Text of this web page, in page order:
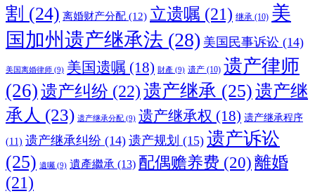
割 (24) 离婚财产分配 (12) 立遗嘱 (21) 继承 (10) 美
国加州遗产继承法 (28) 美国民事诉讼 (14)
美国离婚律师 (9) 美国遗嘱 (18) 財產 (9) 遗产 (10) 遗产律师
(26)遗产纠纷 (22)遗产继承 (25)遗产继
承人 (23) 遗产继承分配 (9) 遗产继承权 (18) 遗产继承程序
(11) 遗产继承纠纷 (14) 遗产规划 (15) 遗产诉讼
(25) 遺囑 (9) 遺產繼承 (13) 配偶赡养费 (20) 離婚
(21)